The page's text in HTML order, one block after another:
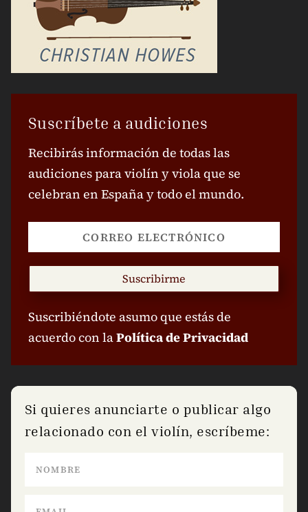
Suscríbete a audiciones
Recibirás información de todas las
audiciones para violín y viola que se
celebran en España y todo el mundo.
Suscribirme
Suscribiéndote asumo que estás de
acuerdo con laPolítica de Privacidad
Si quieres anunciarte o publicar algo
relacionado con el violín, escríbeme: